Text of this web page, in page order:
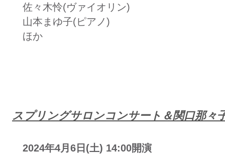
佐々木怜(ヴァイオリン)
山本まゆ子(ピアノ)​
​ほか
スプリングサロンコンサート＆関口那々
2024年4月6日(土) 14:00開演